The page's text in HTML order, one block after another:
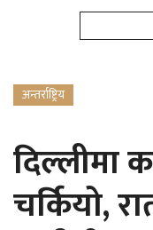
अन्तर्राष्ट्रिय
दिल्लीमा
चर्कियो,